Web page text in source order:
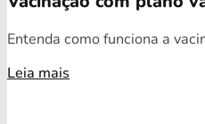
Entenda como funciona a
Leia mais